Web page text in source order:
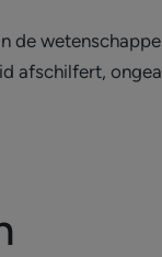
de
afschilfert,